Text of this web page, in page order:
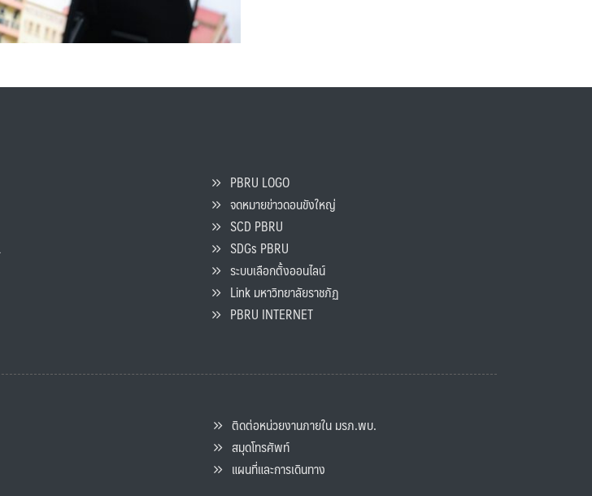
PBRU LOGO
จดหมายข่าวดอนขังใหญ่
SCD PBRU
SDGs PBRU
ระบบเลือกตั้งออนไลน์
Link มหาวิทยาลัยราชภัฏ
PBRU INTERNET
ติดต่อหน่วยงานภายใน มรภ.พบ.
สมุดโทรศัพท์
แผนที่และการเดินทาง